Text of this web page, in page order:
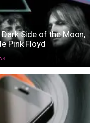
Side of the Moon,
Pink Floyd